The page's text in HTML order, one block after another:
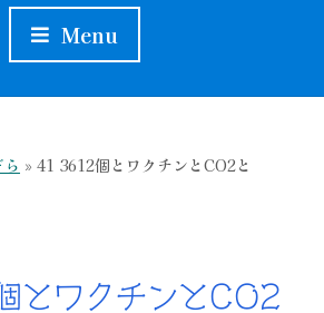
Menu
» 41 3612個とワクチンとCO2と
ワクチンとCO2